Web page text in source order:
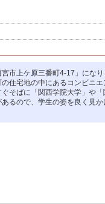
市上ケ原三番町4-17」になり
住宅地の中にあるコンビニエ
ぐそばに「関西学院大学」や
るので、学生の姿を良く見か